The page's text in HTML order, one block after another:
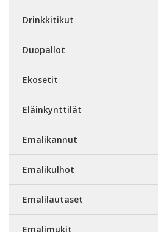
Drinkkitikut
Duopallot
Ekosetit
Eläinkynttilät
Emalikannut
Emalikulhot
Emalilautaset
Emalimukit